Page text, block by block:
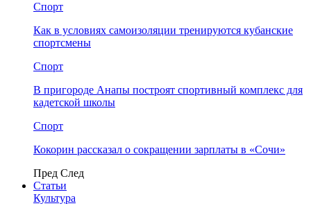
Спорт
Как в условиях самоизоляции тренируются кубанские
спортсмены
Спорт
В пригороде Анапы построят спортивный комплекс для
кадетской школы
Спорт
Кокорин рассказал о сокращении зарплаты в «Сочи»
Пред След
Статьи
Культура